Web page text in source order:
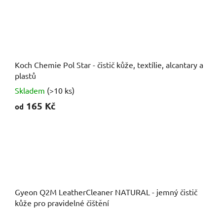
Koch Chemie Pol Star - čistič kůže, textílie, alcantary a
plastů
Skladem (>10 ks)
od 165 Kč
Gyeon Q2M LeatherCleaner NATURAL - jemný čistič
kůže pro pravidelné čištění